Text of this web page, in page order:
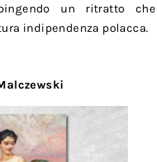
un ritratto che
indipendenza polacca.